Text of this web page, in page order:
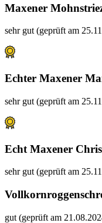
Maxener
sehr gut (geprüft am
Echter Maxener
sehr gut (geprüft am
Echt Maxener
sehr gut (geprüft am
gut (geprüft am